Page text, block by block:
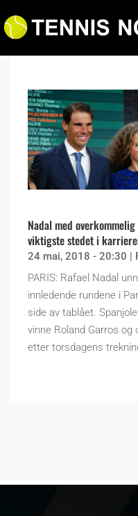
Nadal med
viktigste stedet i
24 mai, 2018 - 20:30 |
PARIS: Rafael Nadal
innledende rundene i
side av tablået.
vinne Roland Garros og
etter torsdagens